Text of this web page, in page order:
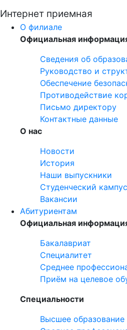
Интернет приемная
О филиале
Официальная
Сведения об
Руководство и
Обеспечение
Противодействие
Письмо директору
Контактные данные
О нас
Новости
История
Наши выпускники
Студенческий кампус
Вакансии
Абитуриентам
Официальная
Бакалавриат
Специалитет
Среднее
Приём на целевое
Специальности
Высшее образование